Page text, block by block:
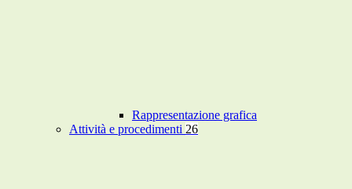
Rappresentazione grafica
Attività e procedimenti 26